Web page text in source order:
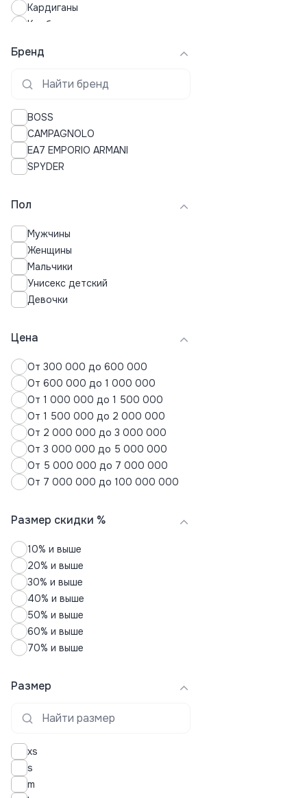
Кардиганы
Комбинезоны
Купальники
Куртки
Лонгсливы
Лосины
Майки
Нижнее белье
Пижамы
Платья
Поло
Пуховики
Рубашки
Свитера
Спортивные костюмы
Толстовки
Топы
Футболки
Хиджабы
Худи
Шорты
Юбки
Бренд
BOSS
CAMPAGNOLO
EA7 EMPORIO ARMANI
SPYDER
Пол
Мужчины
Женщины
Мальчики
Унисекс детский
Девочки
Цена
От 300 000 до 600 000
От 600 000 до 1 000 000
От 1 000 000 до 1 500 000
От 1 500 000 до 2 000 000
От 2 000 000 до 3 000 000
От 3 000 000 до 5 000 000
От 5 000 000 до 7 000 000
От 7 000 000 до 100 000 000
Размер скидки %
10% и выше
20% и выше
30% и выше
40% и выше
50% и выше
60% и выше
70% и выше
Размер
xs
s
m